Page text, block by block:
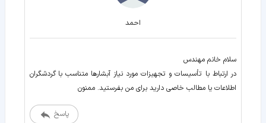
احمد
سلام خانم مهندس
در ارتباط با تأسیسات و تجهیزات مورد نیاز آبشارها متناسب با گردشگران
اطلاعات یا مطالب خاصی دارید برای من بفرستید. ممنون
پاسخ